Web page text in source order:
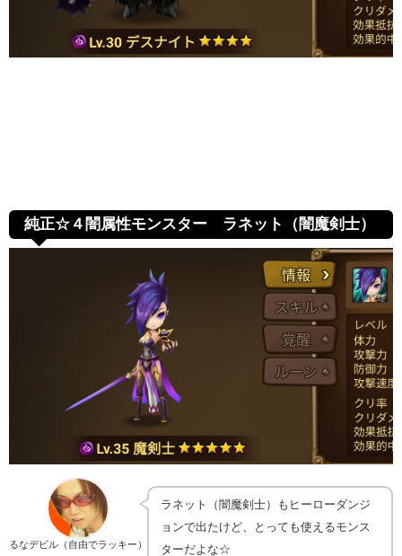
純正☆４闇属性モンスター ラネット（闇魔剣士）
るなデビル（自由でラッキー）
ラネット（闇魔剣士）もヒーローダンジ
ョンで出たけど、とっても使えるモンス
ターだよな☆